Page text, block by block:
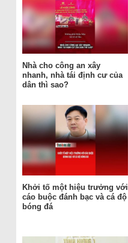
Nhà cho công an xây
nhanh, nhà tái định cư của
dân thì sao?
Khởi tố một hiệu trưởng với
cáo buộc đánh bạc và cá độ
bóng đá